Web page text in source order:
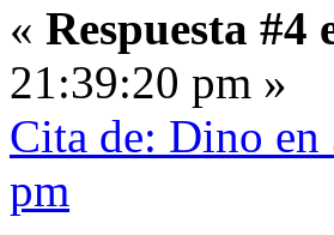
« Respuesta #4
21:39:20 pm »
Cita de: Dino
pm